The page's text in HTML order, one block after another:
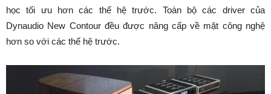
học tối ưu hơn các thế hệ trước. Toàn bộ các driver của
Dynaudio New Contour đều được nâng cấp về mặt công nghệ
hơn so với các thế hệ trước.